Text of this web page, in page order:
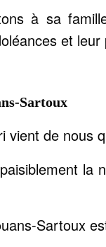
à sa
et
Sartoux
vient de nous
la
Sartoux